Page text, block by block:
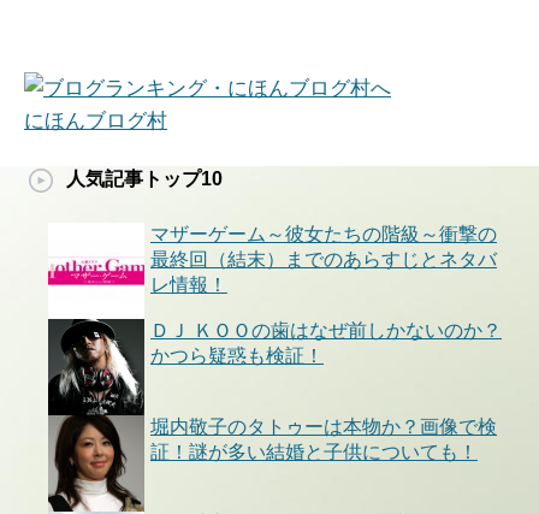
にほんブログ村
人気記事トップ10
マザーゲーム～彼女たちの階級～衝撃の
最終回（結末）までのあらすじとネタバ
レ情報！
ＤＪ ＫＯＯの歯はなぜ前しかないのか？
かつら疑惑も検証！
堀内敬子のタトゥーは本物か？画像で検
証！謎が多い結婚と子供についても！